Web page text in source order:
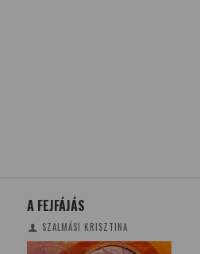
A FEJFÁJÁS
SZALMÁSI KRISZTINA